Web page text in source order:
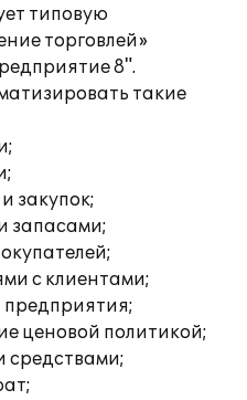
типовую
торговлей»
8".
такие
закупок;
запасами;
с клиентами;
предприятия;
ценовой политикой;
средствами;